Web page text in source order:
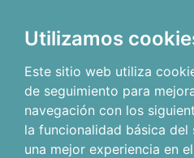
Utilizamos
Este sitio web utiliza
de seguimiento para
navegación con los
la funcionalidad básica del
una mejor experiencia en